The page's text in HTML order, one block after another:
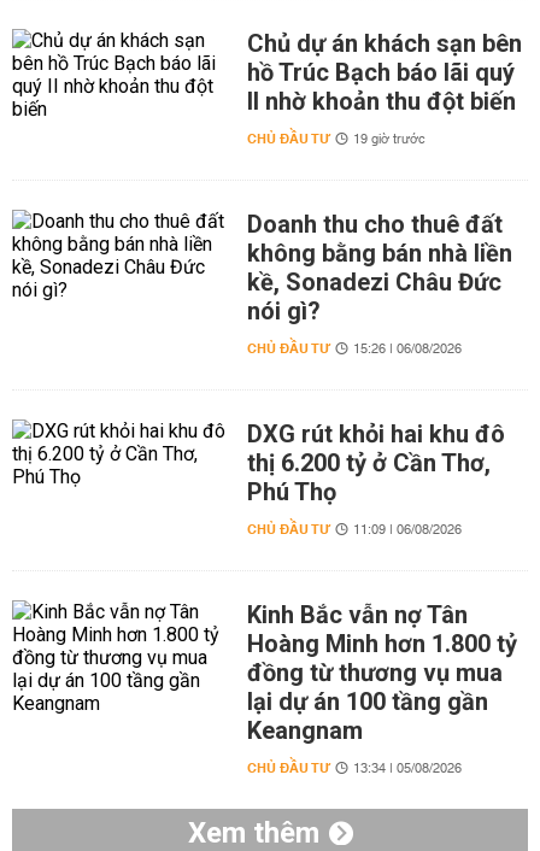
Chủ dự án khách sạn bên
hồ Trúc Bạch báo lãi quý
II nhờ khoản thu đột biến
CHỦ ĐẦU TƯ 19 giờ trước
Doanh thu cho thuê đất
không bằng bán nhà liền
kề, Sonadezi Châu Đức
nói gì?
CHỦ ĐẦU TƯ 15:26 | 06/08/2026
DXG rút khỏi hai khu đô
thị 6.200 tỷ ở Cần Thơ,
Phú Thọ
CHỦ ĐẦU TƯ 11:09 | 06/08/2026
Kinh Bắc vẫn nợ Tân
Hoàng Minh hơn 1.800 tỷ
đồng từ thương vụ mua
lại dự án 100 tầng gần
Keangnam
CHỦ ĐẦU TƯ 13:34 | 05/08/2026
Xem thêm